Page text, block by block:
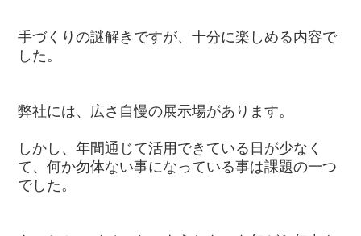
手づくりの謎解きですが、十分に楽しめる内容で
した。
弊社には、広さ自慢の展示場があります。
しかし、年間通じて活用できている日が少なく
て、何か勿体ない事になっている事は課題の一つ
でした。